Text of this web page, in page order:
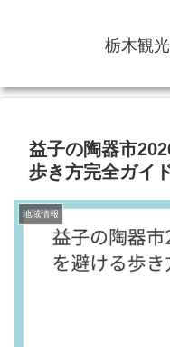
栃木観
益子の陶器市
歩き方完全ガイ
地域情報